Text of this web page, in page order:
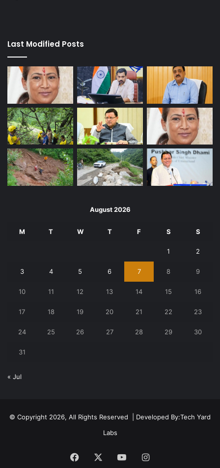
Last Modified Posts
August 2026
M T W T F S S
1 2
3 4 5 6 7 8 9
10 11 12 13 14 15 16
17 18 19 20 21 22 23
24 25 26 27 28 29 30
31
« Jul
© Copyright 2026, All Rights Reserved | Developed By:Tech Yard
Labs
Facebook YouTubeInstagram